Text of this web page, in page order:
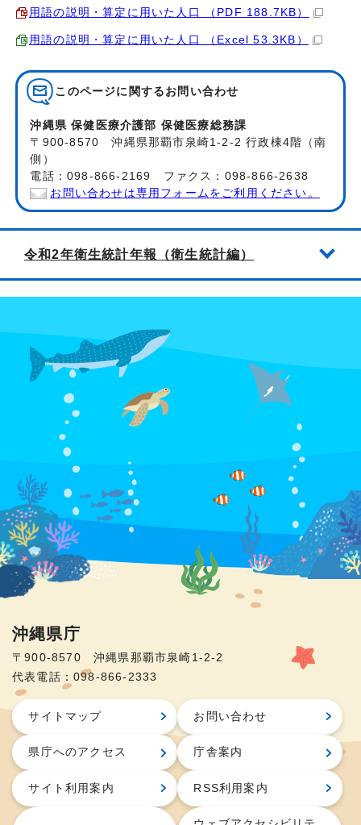
用語の説明・算定に用いた人口 （PDF 188.7KB）
用語の説明・算定に用いた人口 （Excel 53.3KB）
このページに関する お問い合わせ
沖縄県 保健医療介護部 保健医療総務課
〒900-8570 沖縄県那覇市泉崎1-2-2 行政棟4階（南
側）
電話：098-866-2169 ファクス：098-866-2638
お問い合わせは専用フォームをご利用ください。
令和2年衛生統計年報（衛生統計編）
沖縄県庁
〒900-8570 沖縄県那覇市泉崎1-2-2
代表電話：098-866-2333
サイトマップ お問い合わせ
県庁へのアクセス 庁舎案内
サイト利用案内 RSS利用案内